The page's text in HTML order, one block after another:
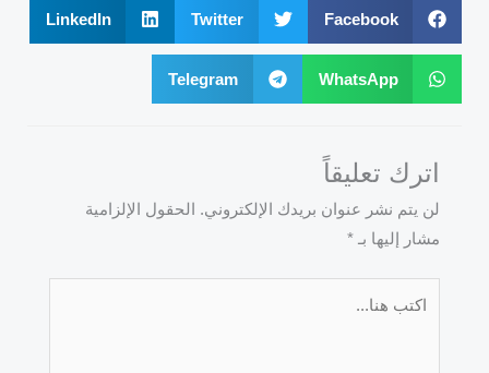
Facebook
Twitter
LinkedIn
WhatsApp
Telegram
اترك تعليقاً
لن يتم نشر عنوان بريدك الإلكتروني.
الحقول الإلزامية
مشار إليها بـ *